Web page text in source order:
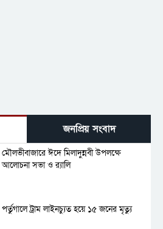
জনপ্রিয় সংবাদ
মৌলভীবাজারে ঈদে মিলাদুন্নবী উপলক্ষে
আলোচনা সভা ও র‍্যালি
পর্তুগালে ট্রাম লাইনচ্যুত হয়ে ১৫ জনের মৃত্যু